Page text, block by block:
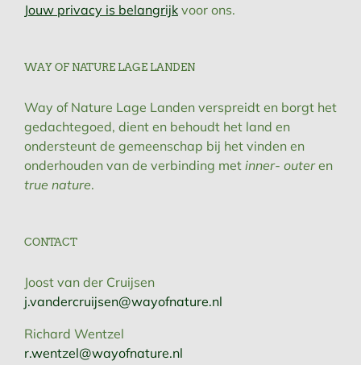
Jouw privacy is belangrijk voor ons.
WAY OF NATURE LAGE LANDEN
Way of Nature Lage Landen verspreidt en borgt het
gedachtegoed, dient en behoudt het land en
ondersteunt de gemeenschap bij het vinden en
onderhouden van de verbinding met inner- outeren
true nature.
CONTACT
Joost van der Cruijsen
j.vandercruijsen@wayofnature.nl
Richard Wentzel
r.wentzel@wayofnature.nl